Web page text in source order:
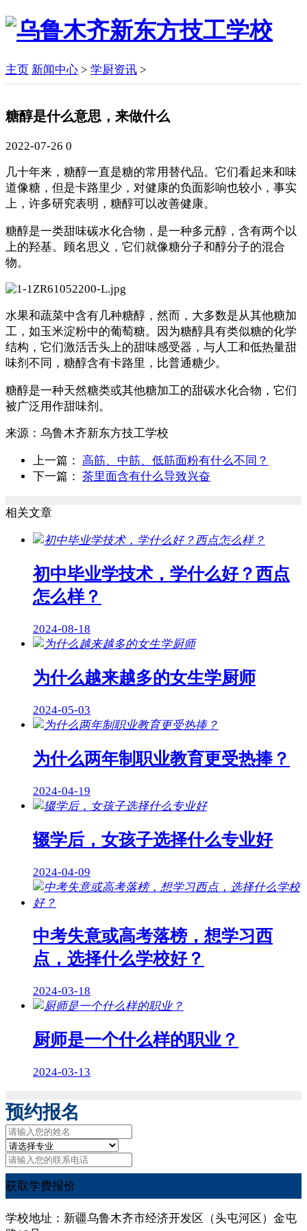
主页 新闻中心 > 学厨资讯 >
糖醇是什么意思，来做什么
2022-07-26 0
几十年来，糖醇一直是糖的常用替代品。它们看起来和味
道像糖，但是卡路里少，对健康的负面影响也较小，事实
上，许多研究表明，糖醇可以改善健康。
糖醇是一类甜味碳水化合物，是一种多元醇，含有两个以
上的羟基。顾名思义，它们就像糖分子和醇分子的混合
物。
水果和蔬菜中含有几种糖醇，然而，大多数是从其他糖加
工，如玉米淀粉中的葡萄糖。因为糖醇具有类似糖的化学
结构，它们激活舌头上的甜味感受器，与人工和低热量甜
味剂不同，糖醇含有卡路里，比普通糖少。
糖醇是一种天然糖类或其他糖加工的甜碳水化合物，它们
被广泛用作甜味剂。
来源： 乌鲁木齐新东方技工学校
上一篇： 高筋、中筋、低筋面粉有什么不同？
下一篇： 茶里面含有什么导致兴奋
相关文章
初中毕业学技术，学什么好？西点
怎么样？
2024-08-18
为什么越来越多的女生学厨师
2024-05-03
为什么两年制职业教育更受热捧？
2024-04-19
辍学后，女孩子选择什么专业好
2024-04-09
中考失意或高考落榜，想学习西
点，选择什么学校好？
2024-03-18
厨师是一个什么样的职业？
2024-03-13
预约报名
获取学费报价
学校地址：新疆乌鲁木齐市经济开发区（头屯河区）金屯